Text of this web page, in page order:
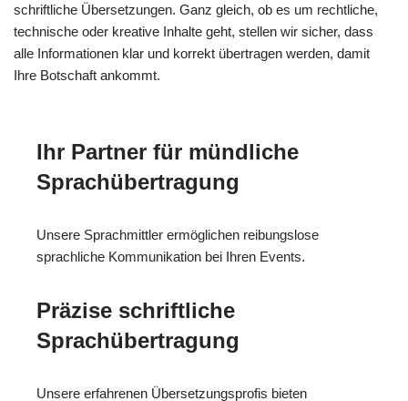
schriftliche Übersetzungen. Ganz gleich, ob es um rechtliche,
technische oder kreative Inhalte geht, stellen wir sicher, dass
alle Informationen klar und korrekt übertragen werden, damit
Ihre Botschaft ankommt.
Ihr Partner für mündliche
Sprachübertragung
Unsere Sprachmittler ermöglichen reibungslose
sprachliche Kommunikation bei Ihren Events.
Präzise schriftliche
Sprachübertragung
Unsere erfahrenen Übersetzungsprofis bieten